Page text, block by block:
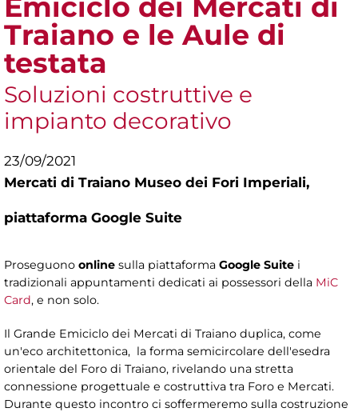
Traiano e le Aule di
testata
Soluzioni costruttive e
impianto decorativo
23/09/2021
Mercati di Traiano Museo dei Fori Imperiali,
piattaforma Google Suite
Proseguono online sulla piattaforma Google Suite i
tradizionali appuntamenti dedicati ai possessori della MiC
Card, e non solo.
Il Grande Emiciclo dei Mercati di Traiano duplica, come
un'eco architettonica, la forma semicircolare dell'esedra
orientale del Foro di Traiano, rivelando una stretta
connessione progettuale e costruttiva tra Foro e Mercati.
Durante questo incontro ci soffermeremo sulla costruzione